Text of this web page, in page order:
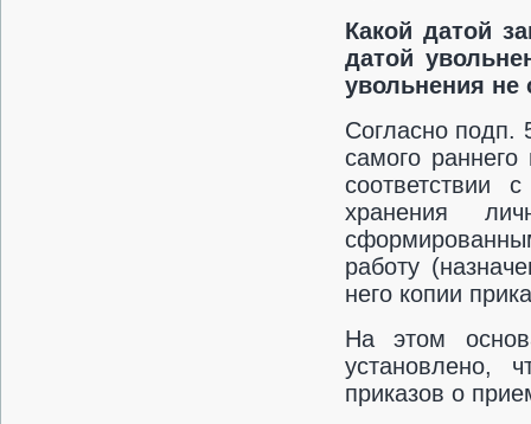
Какой датой
датой
увольнения не
Согласно подп.
самого
соответствии
хранения
работу
него копии
На этом
установлено,
приказов о